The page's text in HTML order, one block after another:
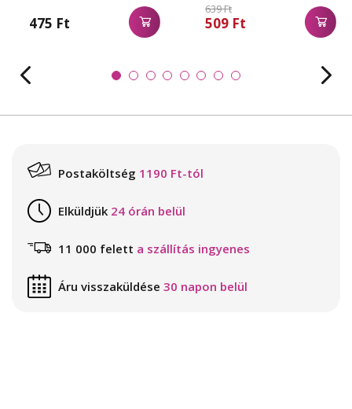
475 Ft
639 Ft
509 Ft
Postaköltség 1190 Ft-tól
Elküldjük 24 órán belül
11 000 felett a szállítás ingyenes
Áru visszaküldése 30 napon belül